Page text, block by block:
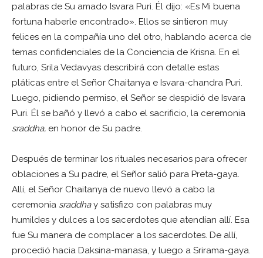
palabras de Su amado Isvara Puri. Él dijo: «Es Mi buena
fortuna haberle encontrado». Ellos se sintieron muy
felices en la compañía uno del otro, hablando acerca de
temas confidenciales de la Conciencia de Krisna. En el
futuro, Srila Vedavyas describirá con detalle estas
pláticas entre el Señor Chaitanya e Isvara-chandra Puri.
Luego, pidiendo permiso, el Señor se despidió de Isvara
Puri. Él se bañó y llevó a cabo el sacrificio, la ceremonia
sraddha, en honor de Su padre.
Después de terminar los rituales necesarios para ofrecer
oblaciones a Su padre, el Señor salió para Preta-gaya.
Allí, el Señor Chaitanya de nuevo llevó a cabo la
ceremonia sraddhay satisfizo con palabras muy
humildes y dulces a los sacerdotes que atendían allí. Esa
fue Su manera de complacer a los sacerdotes. De allí,
procedió hacia Daksina-manasa, y luego a Srirama-gaya.